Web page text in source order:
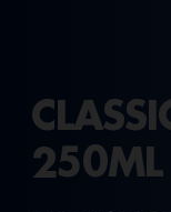
250ML